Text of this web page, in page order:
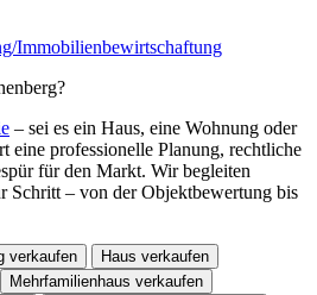
Immobilienbewirtschaftung
– sei es ein Haus, eine Wohnung oder
eine professionelle Planung, rechtliche
für den Markt. Wir begleiten
Schritt – von der Objektbewertung bis
verkaufen
Haus verkaufen
Mehrfamilienhaus verkaufen